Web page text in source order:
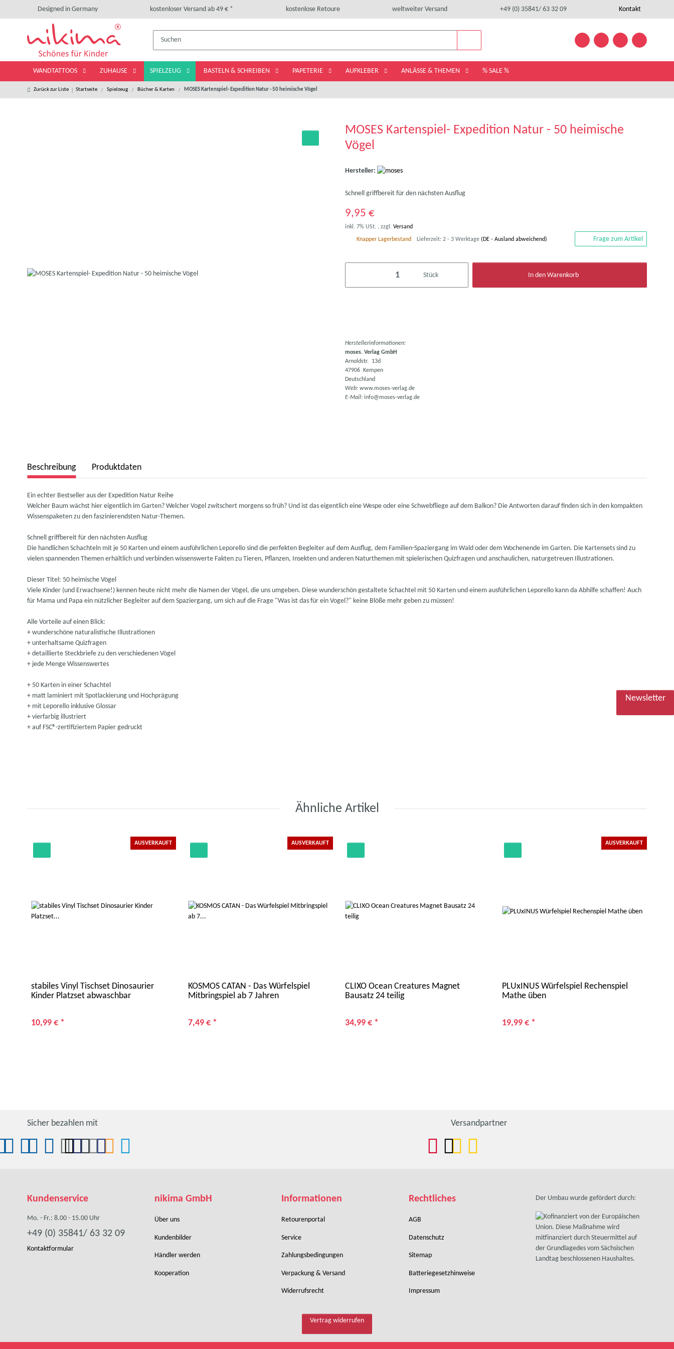
Designed in Germany kostenloser Versand ab 49 € * kostenlose Retoure weltweiter Versand +49 (0) 35841/ 63 32 09 Kontakt
WANDTATTOOS ZUHAUSE SPIELZEUG BASTELN & SCHREIBEN PAPETERIE AUFKLEBER ANLÄSSE & THEMEN % SALE %
Zurück zur Liste Startseite Spielzeug Bücher & Karten MOSES Kartenspiel- Expedition Natur - 50 heimische Vögel
MOSES Kartenspiel- Expedition Natur - 50 heimische
Vögel
Hersteller:
Schnell griffbereit für den nächsten Ausflug
9,95 €
inkl. 7% USt. , zzgl. Versand
Knapper Lagerbestand Lieferzeit: 2 - 3 Werktage (DE - Ausland abweichend) Frage zum Artikel
Stück In den Warenkorb
Herstellerinformationen:
moses. Verlag GmbH
Arnoldstr. 13d
47906 Kempen
Deutschland
Web: www.moses-verlag.de
E-Mail: info@moses-verlag.de
weitere Registerkarten anzeigen
Beschreibung Produktdaten
Ein echter Bestseller aus der Expedition Natur Reihe
Welcher Baum wächst hier eigentlich im Garten? Welcher Vogel zwitschert morgens so früh? Und ist das eigentlich eine Wespe oder eine Schwebfliege auf dem Balkon? Die Antworten darauf finden sich in den kompakten
Wissenspaketen zu den faszinierendsten Natur-Themen.
Schnell griffbereit für den nächsten Ausflug
Die handlichen Schachteln mit je 50 Karten und einem ausführlichen Leporello sind die perfekten Begleiter auf dem Ausflug, dem Familien-Spaziergang im Wald oder dem Wochenende im Garten. Die Kartensets sind zu
vielen spannenden Themen erhältlich und verbinden wissenswerte Fakten zu Tieren, Pflanzen, Insekten und anderen Naturthemen mit spielerischen Quizfragen und anschaulichen, naturgetreuen Illustrationen.
Dieser Titel: 50 heimische Vögel
Viele Kinder (und Erwachsene!) kennen heute nicht mehr die Namen der Vögel, die uns umgeben. Diese wunderschön gestaltete Schachtel mit 50 Karten und einem ausführlichen Leporello kann da Abhilfe schaffen! Auch
für Mama und Papa ein nützlicher Begleiter auf dem Spaziergang, um sich auf die Frage "Was ist das für ein Vogel?" keine Blöße mehr geben zu müssen!
Alle Vorteile auf einen Blick:
+ wunderschöne naturalistische Illustrationen
+ unterhaltsame Quizfragen
+ detaillierte Steckbriefe zu den verschiedenen Vögel
+ jede Menge Wissenswertes
+ 50 Karten in einer Schachtel
+ matt laminiert mit Spotlackierung und Hochprägung
+ mit Leporello inklusive Glossar
+ vierfarbig illustriert
+ auf FSC®-zertifiziertem Papier gedruckt
Ähnliche Artikel
AUSVERKAUFT
stabiles Vinyl Tischset Dinosaurier
Kinder Platzset abwaschbar
10,99 € *
AUSVERKAUFT
KOSMOS CATAN - Das Würfelspiel
Mitbringspiel ab 7 Jahren
7,49 € *
CLIXO Ocean Creatures Magnet
Bausatz 24 teilig
34,99 € *
AUSVERKAUFT
PLUxINUS Würfelspiel Rechenspiel
Mathe üben
19,99 € *
Sicher bezahlen mit Versandpartner
Kundenservice
Mo. - Fr.: 8.00 - 15.00 Uhr
+49 (0) 35841/ 63 32 09
Kontaktformular
nikima GmbH
Über uns
Kundenbilder
Händler werden
Kooperation
Informationen
Retourenportal
Service
Zahlungsbedingungen
Verpackung & Versand
Widerrufsrecht
Rechtliches
AGB
Datenschutz
Sitemap
Batteriegesetzhinweise
Impressum
Der Umbau wurde gefördert durch:
Vertrag widerrufen
Newsletter